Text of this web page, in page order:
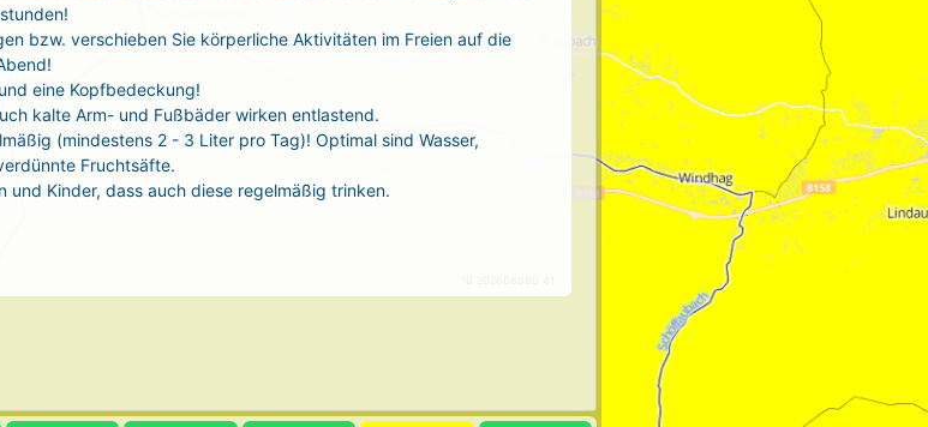
bzw. verschieben Sie körperliche Aktivitäten im Freien auf die
eine Kopfbedeckung!
kalte Arm- und Fußbäder wirken entlastend.
(mindestens 2 - 3 Liter pro Tag)! Optimal sind Wasser,
Fruchtsäfte.
und Kinder, dass auch diese regelmäßig trinken.